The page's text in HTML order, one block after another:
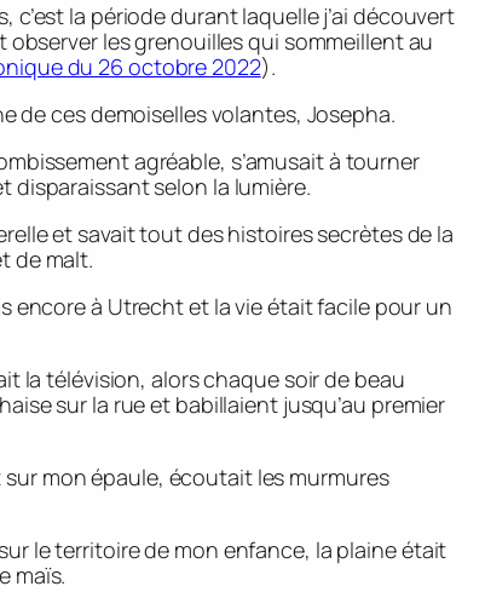
c’est la période durant laquelle j’ai découvert
les grenouilles qui sommeillent au
du 26 octobre 2022).
de ces demoiselles volantes, Josepha.
agréable, s’amusait à tourner
disparaissant selon la lumière.
et savait tout des histoires secrètes de la
de malt.
encore à Utrecht et la vie était facile pour un
la télévision, alors chaque soir de beau
sur la rue et babillaient jusqu’au premier
mon épaule, écoutait les murmures
le territoire de mon enfance, la plaine était
maïs.